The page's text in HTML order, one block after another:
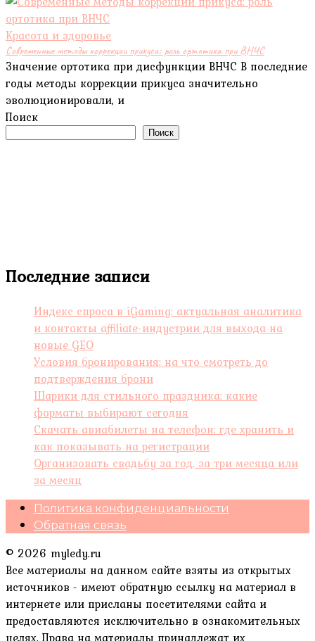
Красота и здоровье
Современные методы коррекции прикуса: роль ортотика при ВНЧС
Значение ортотика при дисфункции ВНЧС В последние
годы методы коррекции прикуса значительно
эволюционировали, и
Поиск
Поиск
Последние записи
Индекс спроса в iGaming: актуальная аналитика
и контакты affiliate-индустрии для выхода на
новые GEO
Условия бронирования: на что смотреть до
подтверждения брони
Шарики для стильного праздника: какие
форматы выбирают сегодня
Скачать авиабилеты на телефон: где хранить и
как показывать на регистрации
Организовать свадьбу за год, за три месяца или
за месяц
Политика конфиденциальности
Обратная связь
© 2026 myledy.ru
Все материалы на данном сайте взяты из открытых
источников - имеют обратную ссылку на материал в
интернете или присланы посетителями сайта и
предоставляются исключительно в ознакомительных
целях. Права на материалы принадлежат их